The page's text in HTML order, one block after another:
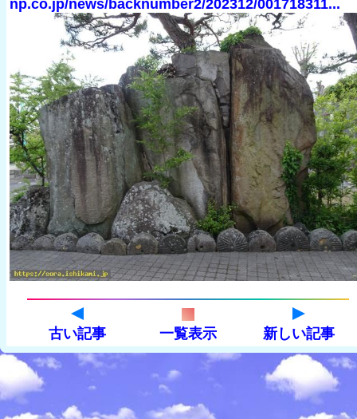
np.co.jp/news/backnumber2/202312/001718311...
古い記事 一覧表示 新しい記事